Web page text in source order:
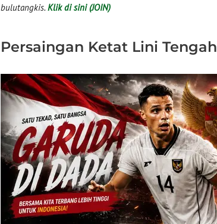
bulutangkis. Klik di sini (JOIN)
Persaingan Ketat Lini Tengah